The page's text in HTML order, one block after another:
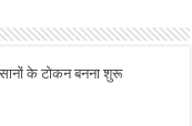
के टोकन बनना शुरू